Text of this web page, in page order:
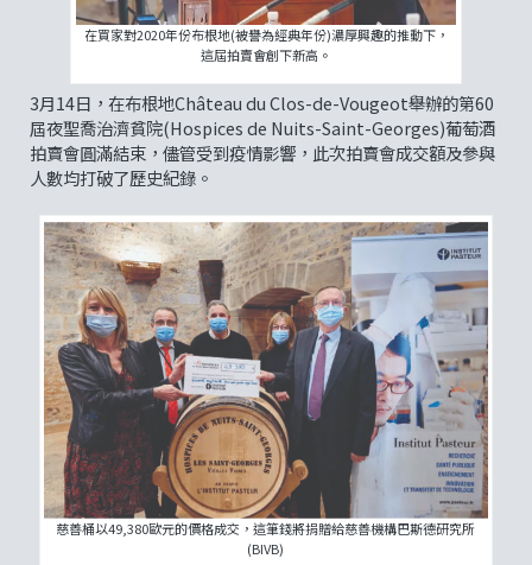
在買家對2020年份布根地(被譽為經典年份)濃厚興趣的推動下，
這屆拍賣會創下新高。
3月14日，在布根地Château du Clos-de-Vougeot舉辦的第60
屆夜聖喬治濟貧院(Hospices de Nuits-Saint-Georges)葡萄酒
拍賣會圓滿結束，儘管受到疫情影響，此次拍賣會成交額及參與
人數均打破了歷史紀錄。
慈善桶以49,380歐元的價格成交，這筆錢將捐贈給慈善機構巴斯德研究所
(BIVB)